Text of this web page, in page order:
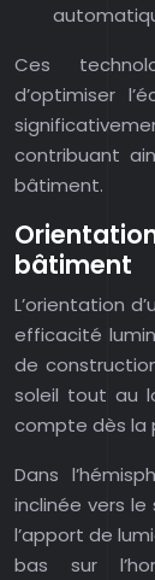
Ces
d’optimiser
contribuant
bâtiment.
bâtiment
L’orientation
efficacité
de
soleil tout au
compte dès la
Dans
inclinée vers
l’apport de
bas sur